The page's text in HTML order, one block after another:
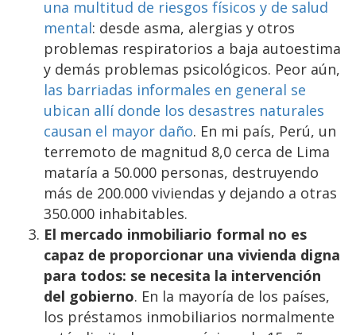
una multitud de riesgos físicos y de salud
mental: desde asma, alergias y otros
problemas respiratorios a baja autoestima
y demás problemas psicológicos. Peor aún,
las barriadas informales en general se
ubican allí donde los desastres naturales
causan el mayor daño. En mi país, Perú, un
terremoto de magnitud 8,0 cerca de Lima
mataría a 50.000 personas, destruyendo
más de 200.000 viviendas y dejando a otras
350.000 inhabitables.
El mercado inmobiliario formal no es
capaz de proporcionar una vivienda digna
para todos: se necesita la intervención
del gobierno. En la mayoría de los países,
los préstamos inmobiliarios normalmente